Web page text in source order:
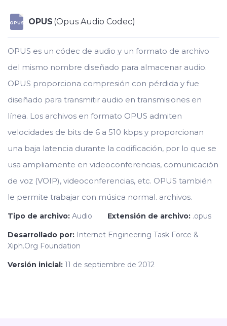
OPUS OPUS (Opus Audio Codec)
OPUS es un códec de audio y un formato de archivo
del mismo nombre diseñado para almacenar audio.
OPUS proporciona compresión con pérdida y fue
diseñado para transmitir audio en transmisiones en
línea. Los archivos en formato OPUS admiten
velocidades de bits de 6 a 510 kbps y proporcionan
una baja latencia durante la codificación, por lo que se
usa ampliamente en videoconferencias, comunicación
de voz (VOIP), videoconferencias, etc. OPUS también
le permite trabajar con música normal. archivos.
Tipo de archivo: Audio Extensión de archivo: .opus
Desarrollado por: Internet Engineering Task Force &
Xiph.Org Foundation
Versión inicial: 11 de septiembre de 2012